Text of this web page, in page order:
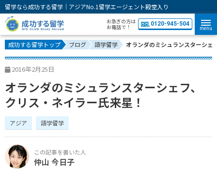
留学なら成功する留学｜アジアNo.1留学エージェント殿堂入り
お急ぎの方は
お電話で！
0120-945-504
menu
成功する留学トップ ブログ 語学留学 オランダのミシュランスターシェ
2016年2月25日
オランダのミシュランスターシェフ、
クリス・ネイラー氏来星！
アジア 語学留学
仲山 今日子